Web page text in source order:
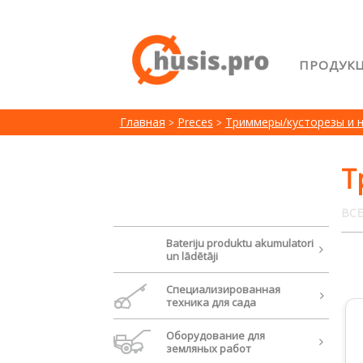
Главная Preces Триммеры/кусторезы и
Bateriju produktu akumulatori
un lādētāji
Cпециализированная
техника для сада
Oборудование для
земляных работ